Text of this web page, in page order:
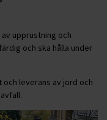
upprustning och
och ska hålla under
leverans av jord och